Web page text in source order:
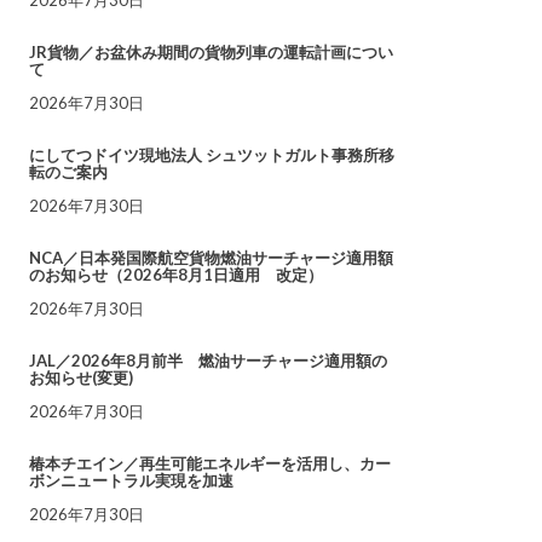
JR貨物／お盆休み期間の貨物列車の運転計画につい
て
2026年7月30日
にしてつドイツ現地法人 シュツットガルト事務所移
転のご案内
2026年7月30日
NCA／日本発国際航空貨物燃油サーチャージ適用額
のお知らせ（2026年8月1日適用 改定）
2026年7月30日
JAL／2026年8月前半 燃油サーチャージ適用額の
お知らせ(変更)
2026年7月30日
椿本チエイン／再生可能エネルギーを活用し、カー
ボンニュートラル実現を加速
2026年7月30日